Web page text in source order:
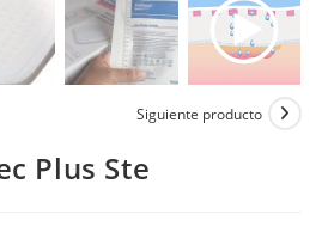
Siguiente producto
Plus Ste